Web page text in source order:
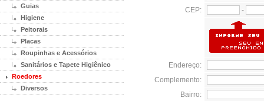
Guias
Higiene
Peitorais
Placas
Roupinhas e Acessórios
Sanitários e Tapete Higiênico
Roedores
Diversos
CEP:
-
Endereço:
Complemento:
Bairro: